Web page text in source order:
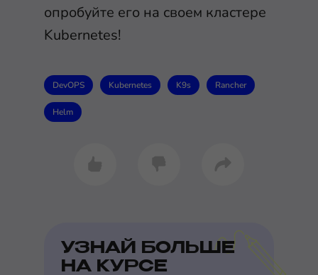
опробуйте его на своем кластере
Kubernetes!
DevOPS Kubernetes K9s Rancher
Helm
УЗНАЙ БОЛЬШЕ
НА КУРСЕ